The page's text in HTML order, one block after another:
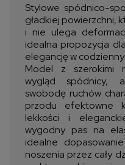
Stylowe spódnico-
gładkiej powierzchni,
i nie ulega
idealna propozycja
elegancję w
Model z szerokimi
wygląd spódnicy,
swobodę ruchów
przodu efektowne
lekkości i
wygodny pas na
idealne
noszenia przez cały